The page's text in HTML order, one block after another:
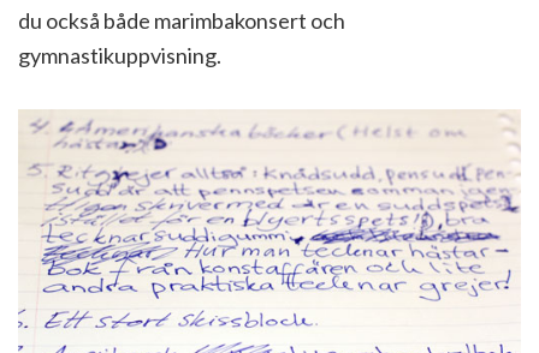
du också både marimbakonsert och
gymnastikuppvisning.